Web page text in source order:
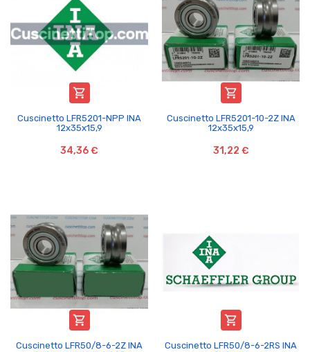

Cuscinetto LFR5201-NPP INA
12x35x15,9
34,36 €

Cuscinetto LFR5201-10-2Z INA
12x35x15,9
31,22 €

Cuscinetto LFR50/8-6-2Z INA

Cuscinetto LFR50/8-6-2RS INA